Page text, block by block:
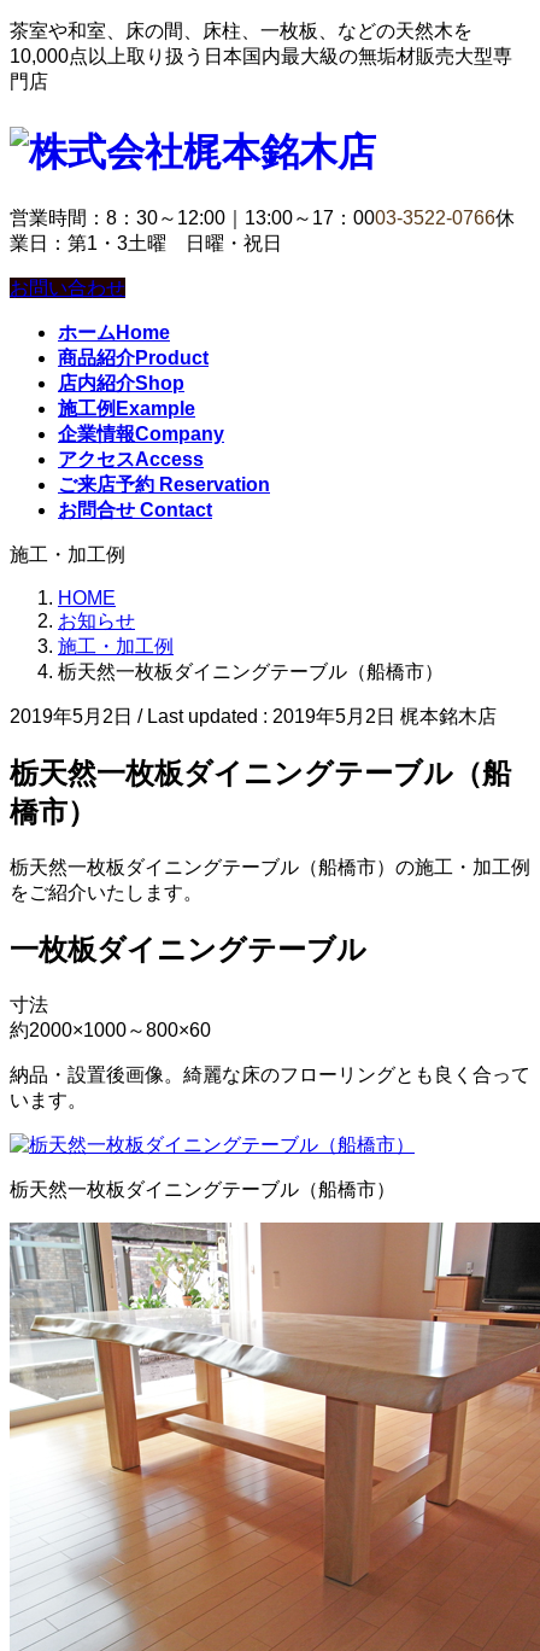
茶室や和室、床の間、床柱、一枚板、などの天然木を
10,000点以上取り扱う日本国内最大級の無垢材販売大型専
門店
営業時間：8：30～12:00｜13:00～17：0003-3522-0766休
業日：第1・3土曜 日曜・祝日
お問い合わせ
ホーム Home
商品紹介Product
店内紹介Shop
施工例 Example
企業情報Company
アクセスAccess
ご来店予約 Reservation
お問合せ Contact
施工・加工例
HOME
お知らせ
施工・加工例
栃天然一枚板ダイニングテーブル（船橋市）
2019年5月2日 / Last updated : 2019年5月2日 梶本銘木店
栃天然一枚板ダイニングテーブル（船
橋市）
栃天然一枚板ダイニングテーブル（船橋市）の施工・加工例
をご紹介いたします。
一枚板ダイニングテーブル
寸法
約2000×1000～800×60
納品・設置後画像。綺麗な床のフローリングとも良く合って
います。
栃天然一枚板ダイニングテーブル（船橋市）